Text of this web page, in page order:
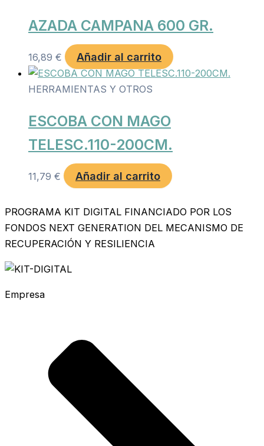
AZADA CAMPANA 600 GR.
16,89 € Añadir al carrito
HERRAMIENTAS Y OTROS
ESCOBA CON MAGO
TELESC.110-200CM.
11,79 € Añadir al carrito
PROGRAMA KIT DIGITAL FINANCIADO POR LOS
FONDOS NEXT GENERATION DEL MECANISMO DE
RECUPERACIÓN Y RESILIENCIA
Empresa